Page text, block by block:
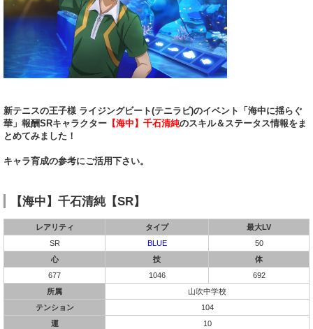
新テニスの王子様 ライジングビート(テニラビ)のイベント「海中に揺らぐ
華」報酬SRキャラクター 【海中】千石清純のスキル＆ステータス情報をま
とめてみました！
キャラ育成の参考にご活用下さい。
【海中】千石清純【SR】
レアリティ タイプ
最大LV
SR
BLUE
50
心
技
体
677
1046
692
所属
山吹中学校
テンション
104
運
10